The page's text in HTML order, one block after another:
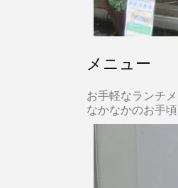
メニュー
お手軽なランチ
なかなかのお手頃